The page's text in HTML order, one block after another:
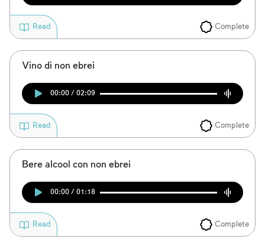
Complete
Read
Vino di non ebrei
00:00 / 02:09
Complete
Read
Bere alcool con non ebrei
00:00 / 01:18
Complete
Read